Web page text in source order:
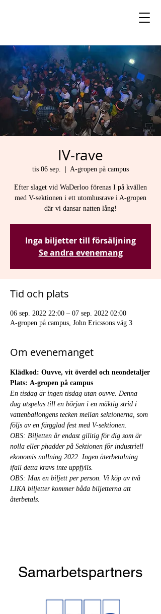
IV-rave
tis 06 sep. A-gropen på campus
Efter slaget vid WaDerloo förenas I på kvällen
med V-sektionen i ett utomhusrave i A-gropen
där vi dansar natten lång!
Inga biljetter till försäljning
Se andra evenemang
Tid och plats
06 sep. 2022 22:00 – 07 sep. 2022 02:00
A-gropen på campus, John Ericssons väg 3
Om evenemanget
Klädkod: Ouvve, vit överdel och neondetaljer
Plats: A-gropen på campus
En tisdag är ingen tisdag utan ouvve. Denna
dag utspelas till en början i en mäktig strid i
vattenballongens tecken mellan sektionerna, som
följs av en färgglad fest med V-sektionen.
OBS: Biljetten är endast gilitig för dig som är
nolla eller phadder på Sektionen för industriell
ekonomis nollning 2022. Ingen återbetalning
ifall detta kravs inte uppfylls.
OBS: Max en biljett per person. Vi köp av två
LIKA biljetter kommer båda biljetterna att
återbetals.
Samarbetspartners